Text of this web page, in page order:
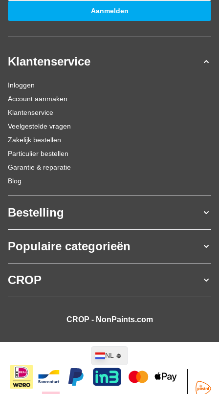
E-mailadres
Aanmelden
Klantenservice
Inloggen
Account aanmaken
Klantenservice
Veelgestelde vragen
Zakelijk bestellen
Particulier bestellen
Garantie & reparatie
Blog
Bestelling
Populaire categorieën
CROP
CROP - NonPaints.com
Taal
NL